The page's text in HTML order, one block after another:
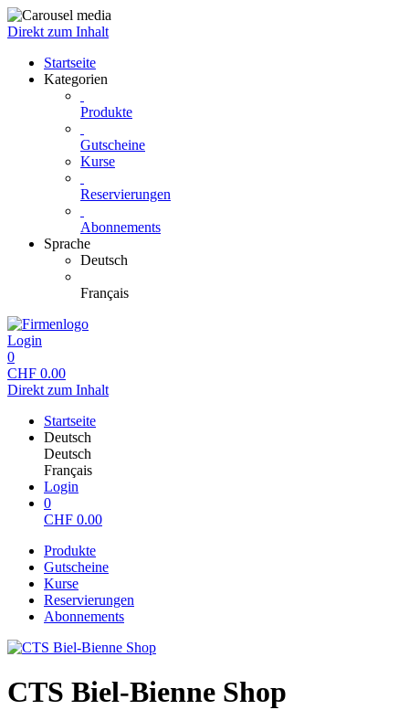
Direkt zum Inhalt
Startseite
Kategorien
Produkte
Gutscheine
Kurse
Reservierungen
Abonnements
Sprache
Deutsch
Français
Login
0
CHF 0.00
Direkt zum Inhalt
Startseite
Deutsch
Deutsch
Français
Login
0
CHF 0.00
Produkte
Gutscheine
Kurse
Reservierungen
Abonnements
CTS Biel-Bienne Shop